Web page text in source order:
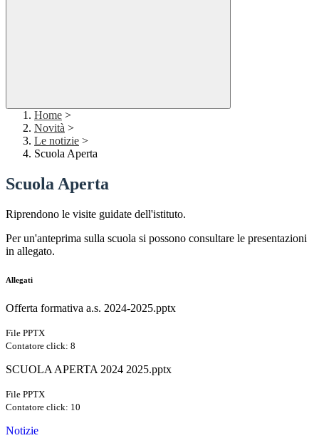
Home >
Novità >
Le notizie >
Scuola Aperta
Scuola Aperta
Riprendono le visite guidate dell'istituto.
Per un'anteprima sulla scuola si possono consultare le presentazioni
in allegato.
Allegati
Offerta formativa a.s. 2024-2025.pptx
File PPTX
Contatore click: 8
SCUOLA APERTA 2024 2025.pptx
File PPTX
Contatore click: 10
Notizie